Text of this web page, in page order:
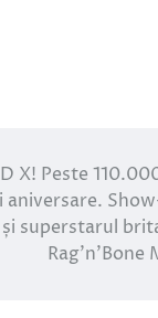
X! Peste
aniversare.
superstarul
Rag’n’Bone